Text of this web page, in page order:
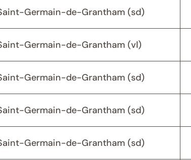
Germain-de-Grantham (sd)
Germain-de-Grantham (vl)
Germain-de-Grantham (sd)
Germain-de-Grantham (sd)
Germain-de-Grantham (sd)